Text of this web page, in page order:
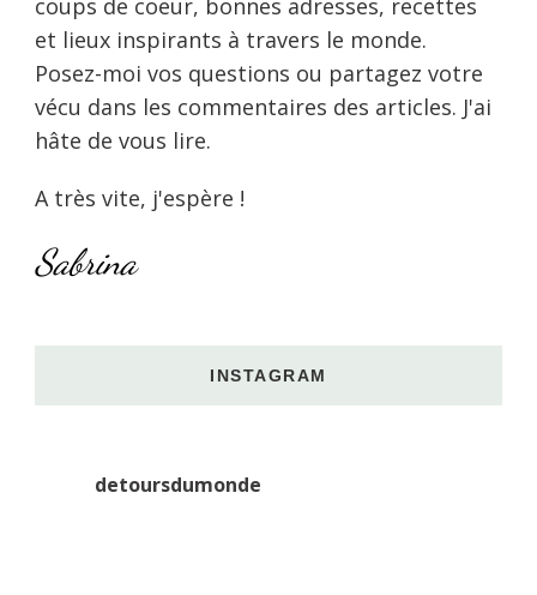
et lieux inspirants à travers le monde.
Posez-moi vos questions ou partagez votre
vécu dans les commentaires des articles. J'ai
hâte de vous lire.
A très vite, j'espère !
Sabrina
INSTAGRAM
detoursdumonde